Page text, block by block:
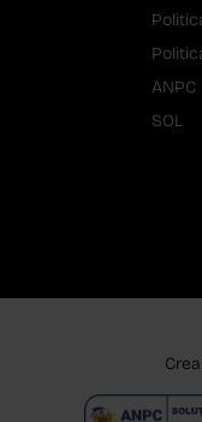
ANPC
SOL